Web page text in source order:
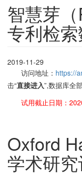
智慧芽
专利检
2019-11-29
访问地址： https://
击“直接进入”,数据库全
试用截止日期：
Oxford
学术研